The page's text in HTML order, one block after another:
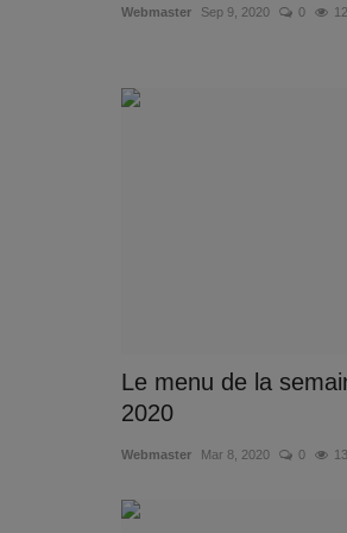
Webmaster Sep 9, 2020 0
Le menu de la
2020
Webmaster Mar 8, 2020 0